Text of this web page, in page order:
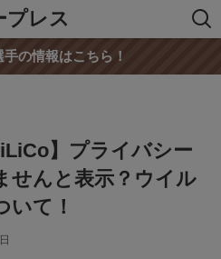
プレス
の情報はこちら！
】プライバシー
せんと表示？ウイル
いて！